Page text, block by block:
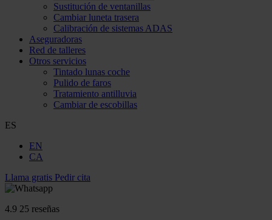
Sustitución de ventanillas
Cambiar luneta trasera
Calibración de sistemas ADAS
Aseguradoras
Red de talleres
Otros servicios
Tintado lunas coche
Pulido de faros
Tratamiento antilluvia
Cambiar de escobillas
ES
EN
CA
Llama gratis Pedir cita
4.9 25 reseñas